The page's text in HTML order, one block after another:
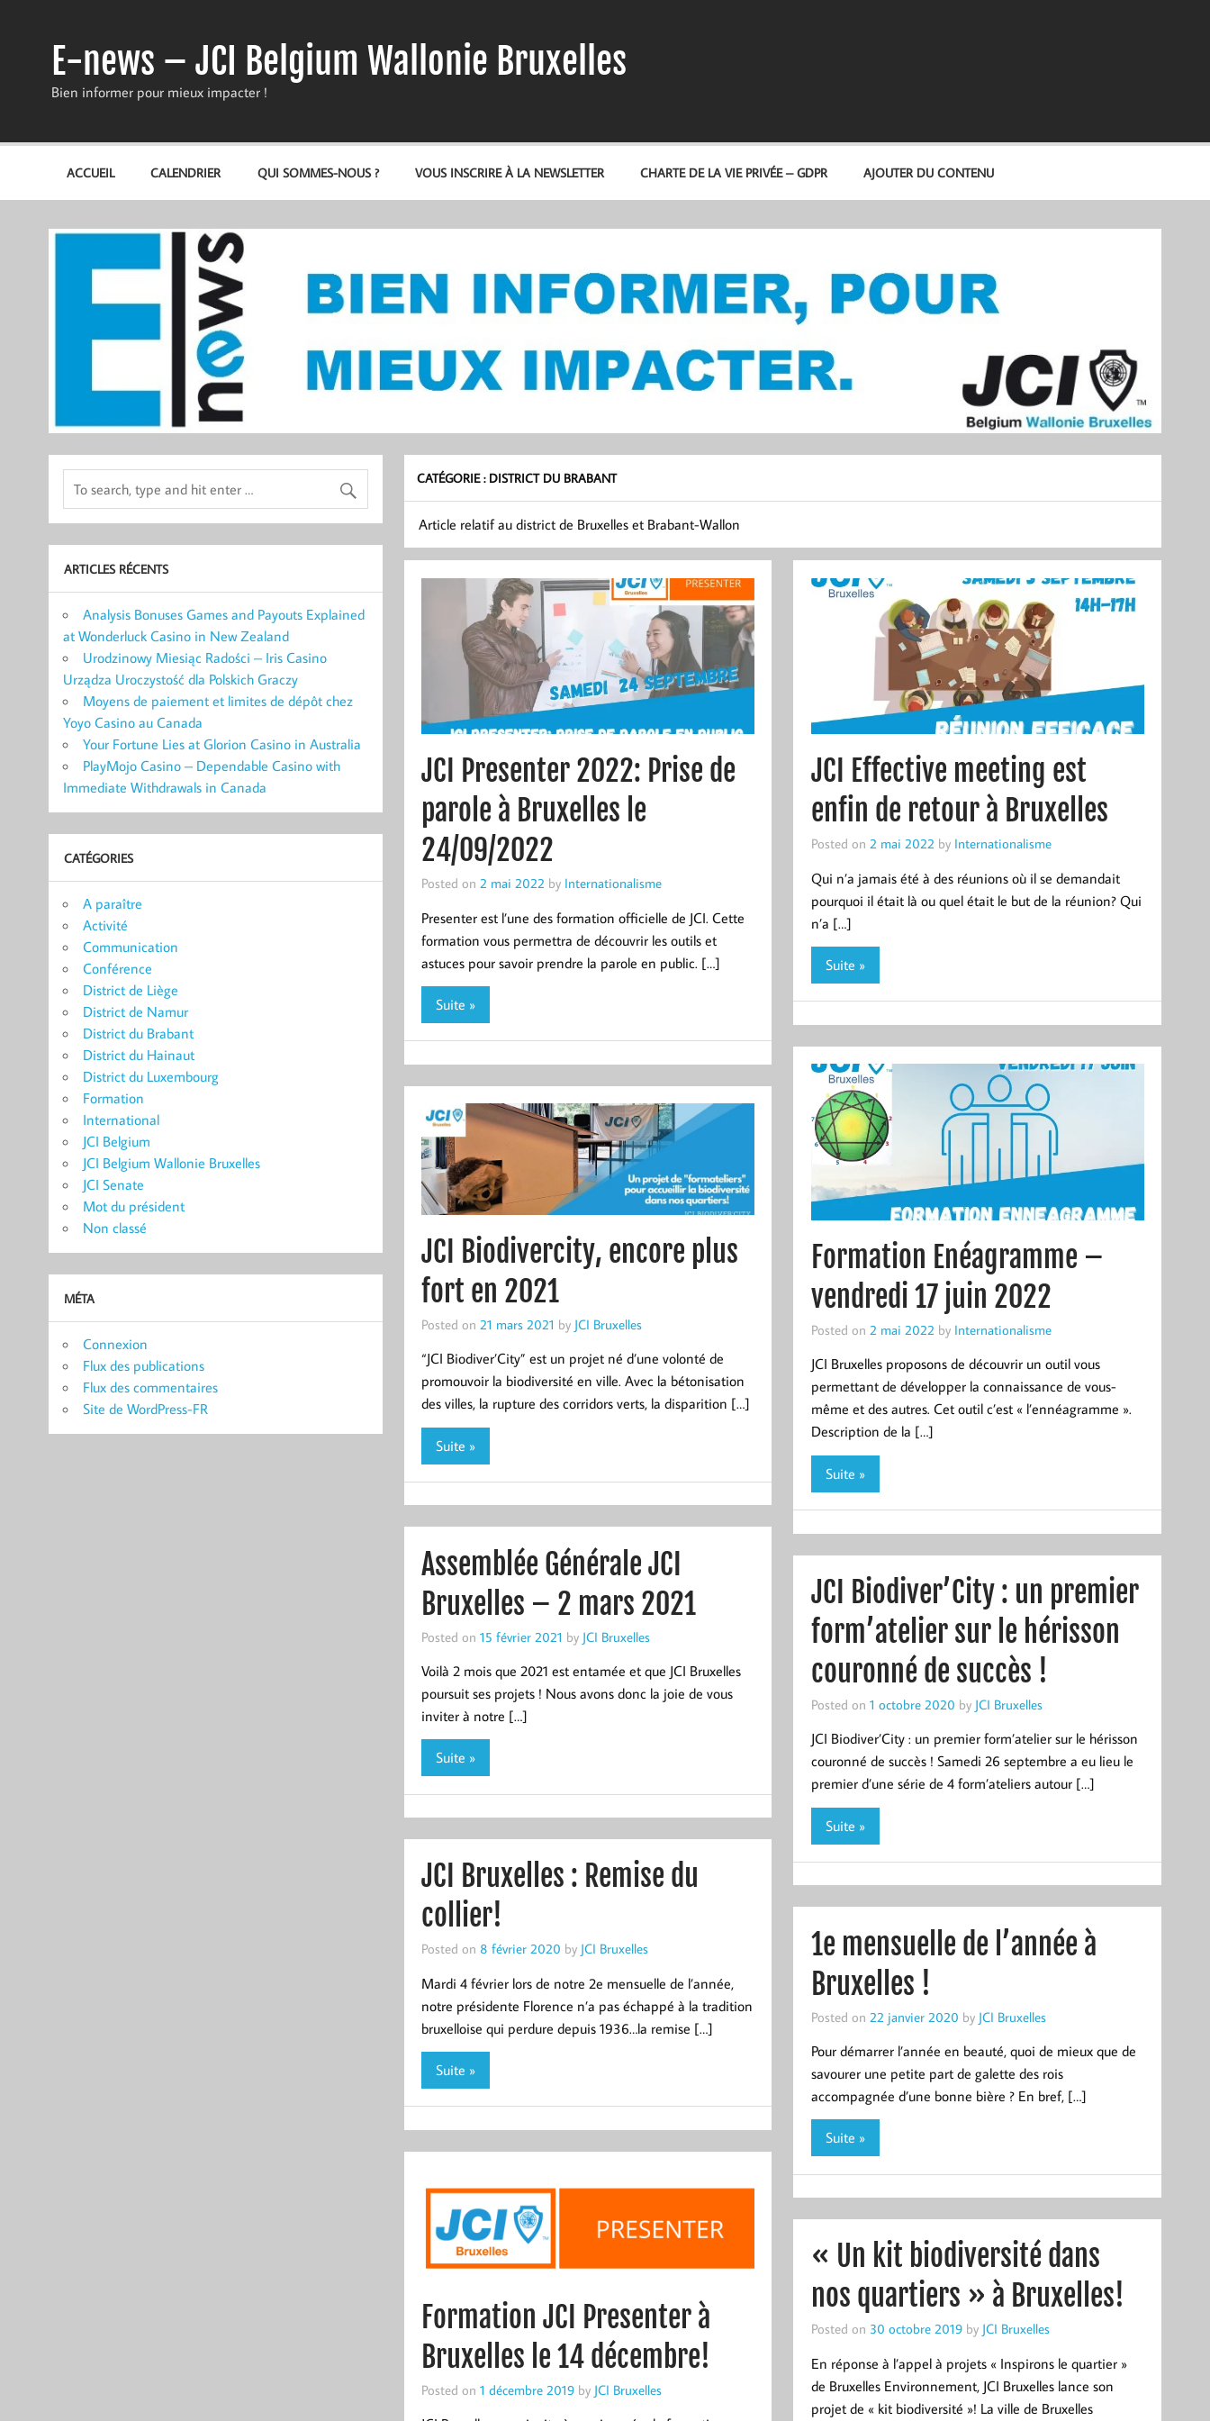
E-news – JCI Belgium Wallonie Bruxelles
Bien informer pour mieux impacter !
ACCUEIL CALENDRIER QUI SOMMES-NOUS ? VOUS INSCRIRE À LA NEWSLETTER CHARTE DE LA VIE PRIVÉE – GDPR AJOUTER DU CONTENU
CATÉGORIE : DISTRICT DU BRABANT
Article relatif au district de Bruxelles et Brabant-Wallon
JCI Presenter 2022: Prise de
parole à Bruxelles le
24/09/2022
Posted on 2 mai 2022 by Internationalisme
Presenter est l’une des formation officielle de JCI. Cette
formation vous permettra de découvrir les outils et
astuces pour savoir prendre la parole en public. […]
Suite »
JCI Effective meeting est
enfin de retour à Bruxelles
Posted on 2 mai 2022 by Internationalisme
Qui n’a jamais été à des réunions où il se demandait
pourquoi il était là ou quel était le but de la réunion? Qui
n’a […]
Suite »
Formation Enéagramme –
vendredi 17 juin 2022
Posted on 2 mai 2022 by Internationalisme
JCI Bruxelles proposons de découvrir un outil vous
permettant de développer la connaissance de vous-
même et des autres. Cet outil c’est « l’ennéagramme ».
Description de la […]
Suite »
JCI Biodivercity, encore plus
fort en 2021
Posted on 21 mars 2021 by JCI Bruxelles
“JCI Biodiver’City” est un projet né d’une volonté de
promouvoir la biodiversité en ville. Avec la bétonisation
des villes, la rupture des corridors verts, la disparition […]
Suite »
Assemblée Générale JCI
Bruxelles – 2 mars 2021
Posted on 15 février 2021 by JCI Bruxelles
Voilà 2 mois que 2021 est entamée et que JCI Bruxelles
poursuit ses projets ! Nous avons donc la joie de vous
inviter à notre […]
Suite »
JCI Biodiver’City : un premier
form’atelier sur le hérisson
couronné de succès !
Posted on 1 octobre 2020 by JCI Bruxelles
JCI Biodiver’City : un premier form’atelier sur le hérisson
couronné de succès ! Samedi 26 septembre a eu lieu le
premier d’une série de 4 form’ateliers autour […]
Suite »
JCI Bruxelles : Remise du
collier!
Posted on 8 février 2020 by JCI Bruxelles
Mardi 4 février lors de notre 2e mensuelle de l’année,
notre présidente Florence n’a pas échappé à la tradition
bruxelloise qui perdure depuis 1936…la remise […]
Suite »
1e mensuelle de l’année à
Bruxelles !
Posted on 22 janvier 2020 by JCI Bruxelles
Pour démarrer l’année en beauté, quoi de mieux que de
savourer une petite part de galette des rois
accompagnée d’une bonne bière ? En bref, […]
Suite »
Formation JCI Presenter à
Bruxelles le 14 décembre!
Posted on 1 décembre 2019by JCI Bruxelles
« Un kit biodiversité dans
nos quartiers » à Bruxelles!
Posted on 30 octobre 2019by JCI Bruxelles
En réponse à l’appel à projets « Inspirons le quartier »
de Bruxelles Environnement, JCI Bruxelles lance son
projet de « kit biodiversité »! La ville de Bruxelles
ARTICLES RÉCENTS
Analysis Bonuses Games and Payouts Explained
at Wonderluck Casino in New Zealand
Urodzinowy Miesiąc Radości – Iris Casino
Urządza Uroczystość dla Polskich Graczy
Moyens de paiement et limites de dépôt chez
Yoyo Casino au Canada
Your Fortune Lies at Glorion Casino in Australia
PlayMojo Casino – Dependable Casino with
Immediate Withdrawals in Canada
CATÉGORIES
A paraître
Activité
Communication
Conférence
District de Liège
District de Namur
District du Brabant
District du Hainaut
District du Luxembourg
Formation
International
JCI Belgium
JCI Belgium Wallonie Bruxelles
JCI Senate
Mot du président
Non classé
MÉTA
Connexion
Flux des publications
Flux des commentaires
Site de WordPress-FR